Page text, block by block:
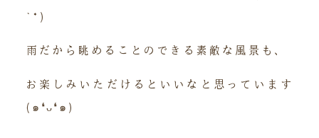
`*)
雨だから眺めることのできる素敵な風景も、
お楽しみいただけるといいなと思っています
(๑❛ᴗ❛๑)